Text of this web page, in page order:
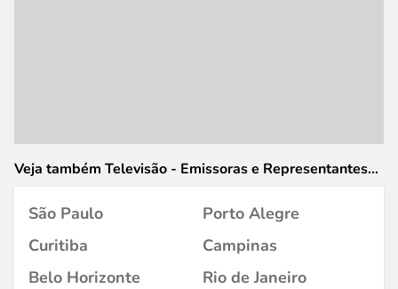
Veja também Televisão - Emissoras e Representantes
São Paulo
Porto Alegre
Curitiba
Campinas
Belo Horizonte
Rio de Janeiro